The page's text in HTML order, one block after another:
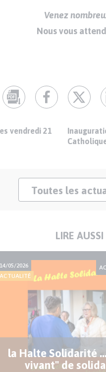
Venez
Nous vous
vendredi 21
Toutes les
LIRE AUSSI
14/05/2026
ACTUALITÉ
la Halte Solidarité
vivant" de